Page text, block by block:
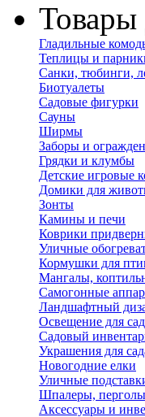
Товары
Гладильные
Теплицы и
Санки, тюбинги,
Биотуалеты
Садовые фигурки
Сауны
Ширмы
Заборы и
Грядки и клумбы
Детские игровые
Домики для
Зонты
Камины и печи
Коврики
Уличные
Кормушки для
Мангалы,
Самогонные
Ландшафтный
Освещение для
Садовый
Украшения для
Новогодние елки
Уличные
Шпалеры,
Аксессуары и